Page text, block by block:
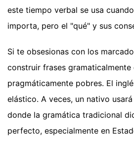
este tiempo verbal se usa
importa, pero el "qué" y sus
Si te obsesionas con los
construir frases
pragmáticamente pobres. El
elástico. A veces, un nativo
donde la gramática tradicional
perfecto, especialmente en